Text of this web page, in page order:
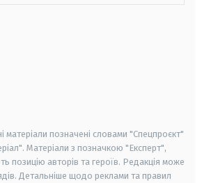
матеріали позначені словами "Спецпроєкт"
Матеріали з позначкою "Експерт",
позицію авторів та героїв. Редакція може
Детальніше щодо реклами та правил